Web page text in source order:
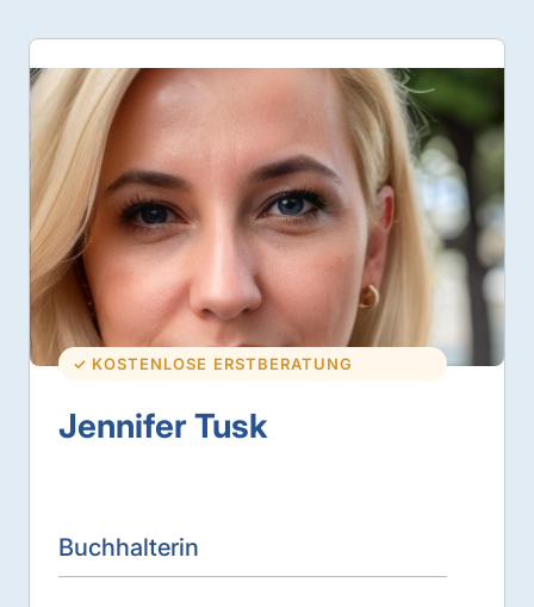
✓ KOSTENLOSE ERSTBERATUNG
Jennifer Tusk
Buchhalterin